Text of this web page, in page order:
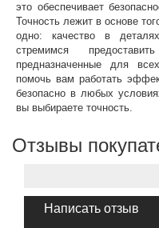
это обеспечивает
Точность лежит в основе
одно: качество в
стремимся
предназначенные для
помочь вам работать
безопасно в любых
вы выбираете точность.
Отзывы
Написать отзыв